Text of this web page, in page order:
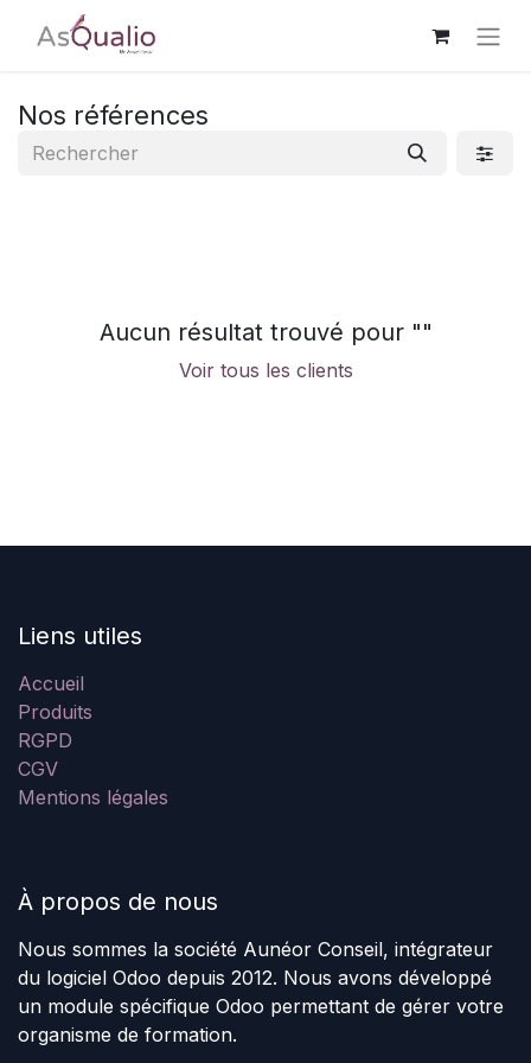
Nos références
Aucun résultat trouvé pour ""
Voir tous les clients
Liens utiles
Accueil
Produits
RGPD
CGV
Mentions légales
À propos de nous
Nous sommes la société Aunéor Conseil, intégrateur
du logiciel Odoo depuis 2012. Nous avons développé
un module spécifique Odoo permettant de gérer votre
organisme de formation.